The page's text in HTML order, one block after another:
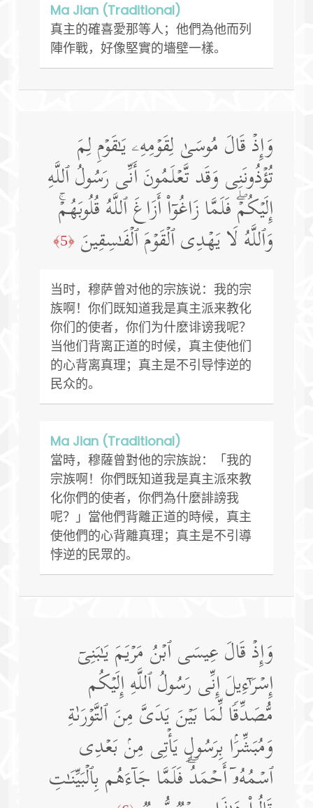
Ma Jian (Traditional)
真主的確喜愛那等人；他們為他而列
陣作戰，好像堅實的墻壁一樣。
وَإِذۡ قَالَ مُوسَىٰ لِقَوۡمِهِۦ یَـٰقَوۡمِ لِمَ
تُؤۡذُونَنِی وَقَد تَّعۡلَمُونَ أَنِّی رَسُولُ ٱللَّهِ
إِلَیۡكُمۡۖ فَلَمَّا زَاغُوۤا۟ أَزَاغَ ٱللَّهُ قُلُوبَهُمۡۚ
وَٱللَّهُ لَا یَهۡدِی ٱلۡقَوۡمَ ٱلۡفَـٰسِقِینَ ﴿5﴾
当时，穆萨曾对他的宗族说：我的宗
族啊！你们既知道我是真主派来教化
你们的使者，你们为什麽诽谤我呢？
当他们背离正道的时候，真主使他们
的心背离真理；真主是不引导悖逆的
民众的。
Ma Jian (Traditional)
當時，穆薩曾對他的宗族說：「我的
宗族啊！你們既知道我是真主派來教
化你們的使者，你們為什麼誹謗我
呢？」當他們背離正道的時候，真主
使他們的心背離真理；真主是不引導
悖逆的民眾的。
وَإِذۡ قَالَ عِیسَى ٱبۡنُ مَرۡیَمَ یَـٰبَنِیۤ
إِسۡرَ ٰ⁠ۤءِیلَ إِنِّی رَسُولُ ٱللَّهِ إِلَیۡكُم
مُّصَدِّقࣰا لِّمَا بَیۡنَ یَدَیَّ مِنَ ٱلتَّوۡرَىٰةِ
وَمُبَشِّرَۢا بِرَسُولࣲ یَأۡتِی مِنۢ بَعۡدِی
ٱسۡمُهُۥۤ أَحۡمَدُۖ فَلَمَّا جَاۤءَهُم بِٱلۡبَیِّنَـٰتِ